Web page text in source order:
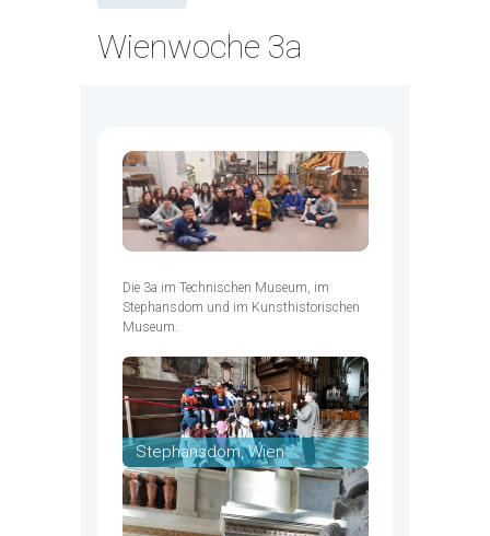
Wienwoche 3a
Die 3a im Technischen Museum, im
Stephansdom und im Kunsthistorischen
Museum.
Stephansdom, Wien